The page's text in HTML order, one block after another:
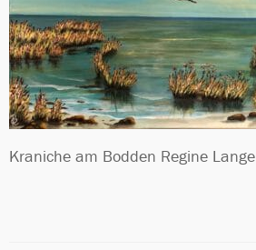
Kraniche am Bodden Regine Lange